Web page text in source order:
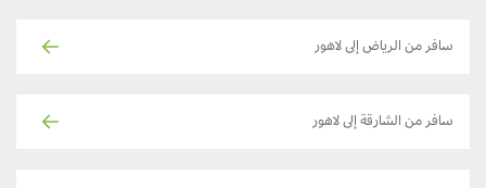
سافر من الرياض إلى لاهور
سافر من الشارقة إلى لاهور